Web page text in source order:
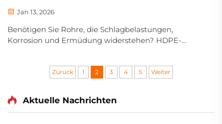
Jan 13, 2026
Benötigen Sie Rohre, die Schlagbelastungen,
Korrosion und Ermüdung widerstehen? HDPE-
warum Ingenieure es für kritische Infrastrukturen
Zurück 1 2 3 4 5 Weiter
Aktuelle Nachrichten